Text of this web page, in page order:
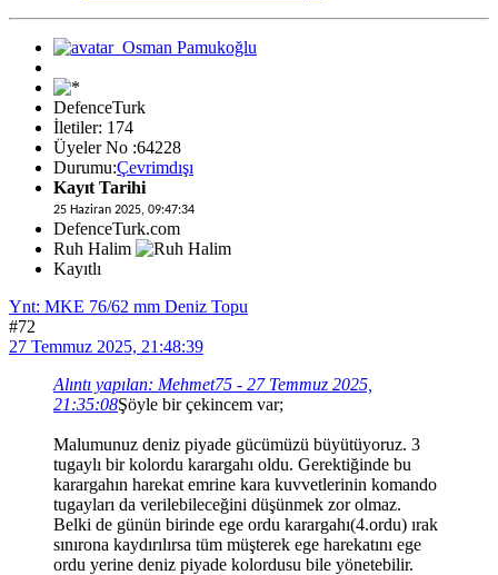
DefenceTurk
İletiler: 174
Üyeler No :64228
Durumu:Çevrimdışı
Kayıt Tarihi
25 Haziran 2025, 09:47:34
DefenceTurk.com
Ruh Halim
Kayıtlı
Ynt: MKE 76/62 mm Deniz Topu
#72
27 Temmuz 2025, 21:48:39
Alıntı yapılan: Mehmet75 - 27 Temmuz 2025,
21:35:08Şöyle bir çekincem var;
Malumunuz deniz piyade gücümüzü büyütüyoruz. 3
tugaylı bir kolordu karargahı oldu. Gerektiğinde bu
karargahın harekat emrine kara kuvvetlerinin komando
tugayları da verilebileceğini düşünmek zor olmaz.
Belki de günün birinde ege ordu karargahı(4.ordu) ırak
sınırona kaydırılırsa tüm müşterek ege harekatını ege
ordu yerine deniz piyade kolordusu bile yönetebilir.